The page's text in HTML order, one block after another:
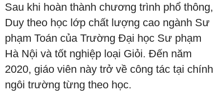
Sau khi hoàn thành chương trình phổ thông,
Duy theo học lớp chất lượng cao ngành Sư
phạm Toán của Trường Đại học Sư phạm
Hà Nội và tốt nghiệp loại Giỏi. Đến năm
2020, giáo viên này trở về công tác tại chính
ngôi trường từng theo học.